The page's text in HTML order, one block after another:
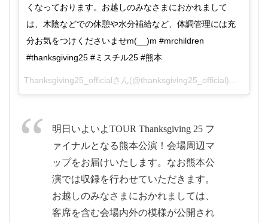
9日
pic.twitter.com/QUwAK4UjBw
2017
年9月9日
2017年9月10日
くなっております。お越しのみなさまにおかれまして
は、木陰などでの休憩や水分補給など、体調管理には充
分お気をつけくださいませm(__)m #mrchildren
#thanksgiving25 #ミスチル25 #熊本
Thanksgiving25_officialさん(@thanksgiving25_official)がシェアした投稿 –
明日いよいよTOUR Thanksgiving 25 フ
ァイナルとなる熊本公演！会場周辺マ
ップをお届けいたします。なお熊本公
演では収録を行わせていただきます。
お越しのみなさまにおかれましては、
客席を含む会場内外の模様が公開され